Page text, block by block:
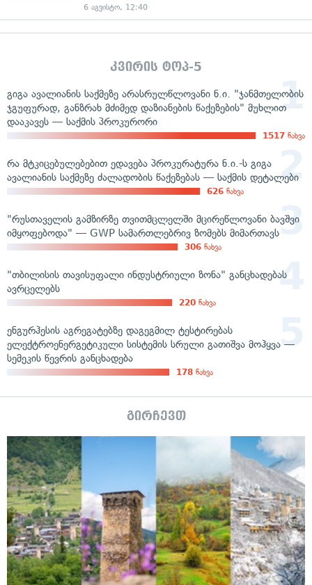
6 აგვისტო, 12:40
კვირის ტოპ-5
გიგა ავალიანის საქმეზე არასრულწლოვანი ნ.ი. "ჯანმთელობის
ჯგუფურად, განზრახ მძიმედ დაზიანების წაქეზების" მუხლით
დააკავეს — საქმის პროკურორი
1517 ნახვა
რა მტკიცებულებებით ედავება პროკურატურა ნ.ი.-ს გიგა
ავალიანის საქმეზე ძალადობის წაქეზებას — საქმის დეტალები
626 ნახვა
"რუსთაველის გამზირზე თვითმცლელში მცირეწლოვანი ბავშვი
იმყოფებოდა" — GWP სამართლებრივ ზომებს მიმართავს
306 ნახვა
"თბილისის თავისუფალი ინდუსტრიული ზონა" განცხადებას
ავრცელებს
220 ნახვა
ენგურჰესის აგრეგატებზე დაგეგმილ ტესტირებას
ელექტროენერგეტიკული სისტემის სრული გათიშვა მოჰყვა —
სემეკის წევრის განცხადება
178 ნახვა
გირჩევთ